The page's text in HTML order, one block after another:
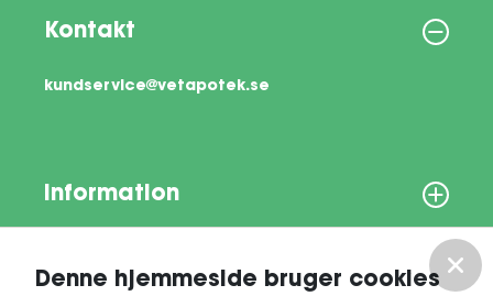
Denne hjemmeside bruger cookies
Kontakt
kundservice@vetapotek.se
Information